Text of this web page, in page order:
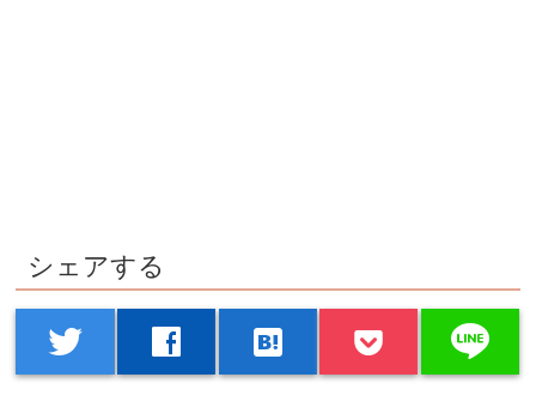
シェアする
twitter facebook hatenabookmark line